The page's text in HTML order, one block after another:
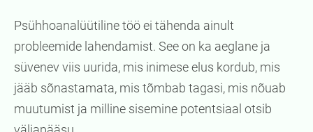
Psühhoanalüütiline töö ei tähenda ainult
probleemide lahendamist. See on ka aeglane ja
süvenev viis uurida, mis inimese elus kordub, mis
jääb sõnastamata, mis tõmbab tagasi, mis nõuab
muutumist ja milline sisemine potentsiaal otsib